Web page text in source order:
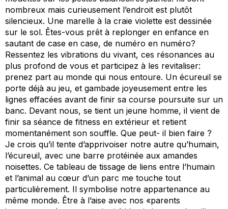
nombreux mais curieusement l’endroit est plutôt
silencieux. Une marelle à la craie violette est dessinée
sur le sol. Êtes-vous prêt à replonger en enfance en
sautant de case en case, de numéro en numéro?
Ressentez les vibrations du vivant, ces résonances au
plus profond de vous et participez à les revitaliser:
prenez part au monde qui nous entoure. Un écureuil se
porte déjà au jeu, et gambade joyeusement entre les
lignes effacées avant de finir sa course poursuite sur un
banc. Devant nous, se tient un jeune homme, il vient de
finir sa séance de fitness en extérieur et retient
momentanément son souffle. Que peut- il bien faire ?
Je crois qu’il tente d’apprivoiser notre autre qu’humain,
l’écureuil, avec une barre protéinée aux amandes
noisettes. Ce tableau de tissage de liens entre l’humain
et l’animal au cœur d’un parc me touche tout
particulièrement. Il symbolise notre appartenance au
même monde. Être à l’aise avec nos «parents